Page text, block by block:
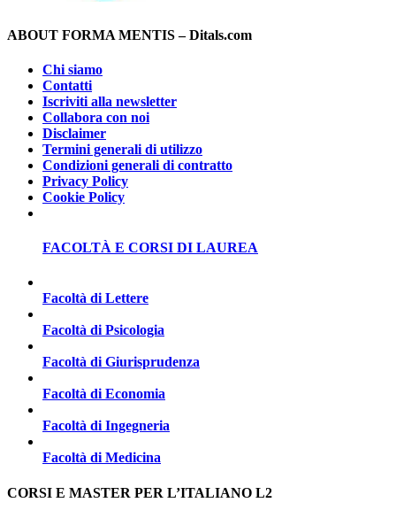
ABOUT FORMA MENTIS – Ditals.com
Chi siamo
Contatti
Iscriviti alla newsletter
Collabora con noi
Disclaimer
Termini generali di utilizzo
Condizioni generali di contratto
Privacy Policy
Cookie Policy
FACOLTÀ E CORSI DI LAUREA
Facoltà di Lettere
Facoltà di Psicologia
Facoltà di Giurisprudenza
Facoltà di Economia
Facoltà di Ingegneria
Facoltà di Medicina
CORSI E MASTER PER L’ITALIANO L2